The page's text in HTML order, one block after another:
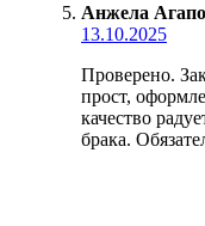
Анжела
13.10.2025
Проверено.
прост,
качество
брака.